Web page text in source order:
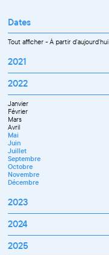
Dates
Tout afficher-À partir d'aujourd'hui
2021
Septembre
Novembre
Décembre
2022
Janvier
Février
Mars
Avril
Mai
Juin
Juillet
Septembre
Octobre
Novembre
Décembre
2023
Janvier
Mars
Avril
2024
Janvier
2025